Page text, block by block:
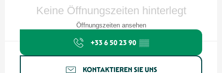
Keine Öffnungszeiten hinterlegt
Öffnungszeiten ansehen
+33 6 50 23 90 ▒▒
KONTAKTIEREN SIE UNS